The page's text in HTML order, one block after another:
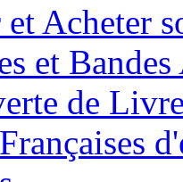
Acheter
et
de